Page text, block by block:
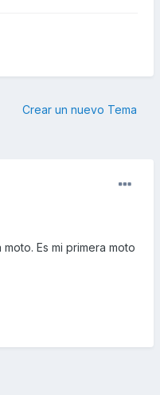
Crear un nuevo Tema
Es mi primera moto